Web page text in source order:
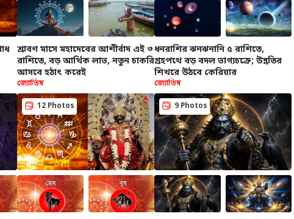
শ্রাবণ মাসে মহাদেবের আশীর্বাদ এই ৩
রাশিতে, বড় আর্থিক লাভ, নতুন চাকরি
আসবে হঠাৎ করেই
ধনরাশির ঝনঝনানি ৫ রাশিতে,
গ্রহপথে বড় বদল ভাগ্যচক্রে; উন্নতির
শিখরে উঠবে কেরিয়ার
জ্যোতিষ
12 Photos
জ্যোতিষ
9 Photos
IIT গবেষককে 'গোমূত্র
বিশেষজ্ঞ' বলে ব্যঙ্গ !
প্রিয়াঙ্কা গান্ধীকে পাল্টা
বোঝালেন ২০০-র বেশি
শিক্ষাবিদ
অন্নপূর্ণা যোজনার 'টাকা
এই মাসে পাবেন আপনি?
স্টেটাস চেক করে কীভাবে
বুঝবেন অগাস্টে কারা
পেতে পারেন টাকা ?
Blood Bank Scam:
একসঙ্গে ১১টি ব্লাড
ব্যাঙ্কের উপর নিষেধাজ্ঞা
জারি স্বাস্থ্য ভবনের,
তালিকায় কারা ? কী কী
অভিযোগ ?
তার
খবর
'অপমান করে কোনও
কিছুর সমাধান হয় না',
মোদিকে কুরুচিকর মন্তব্য,
রাতে ভিডিও বার্তায় আর
যা বললেন প্রধানমন্ত্রী
ব্যবসা-বাণিজ্যের
এবার Google Pay-তেই
AI চ্যাটবট, এবার
বাংলাতেই পাবেন খরচের
হিসাব থেকে আর্থিক
পরামর্শ
জেলার
অগস্টের শুরুতে বৃষ্টি
কমবে দক্ষিণবঙ্গে, বৃষ্টি
বাড়বে উত্তরে, জানিয়ে
দিল হাওয়া অফিস
খবর
কী